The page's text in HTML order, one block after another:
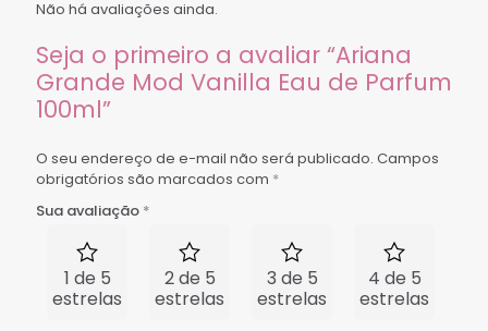
Não há avaliações ainda.
Seja o primeiro a avaliar “Ariana
Grande Mod Vanilla Eau de Parfum
100ml”
O seu endereço de e-mail não será publicado. Campos
obrigatórios são marcados com *
Sua avaliação *
1 de 5
estrelas
2 de 5
estrelas
3 de 5
estrelas
4 de 5
estrelas